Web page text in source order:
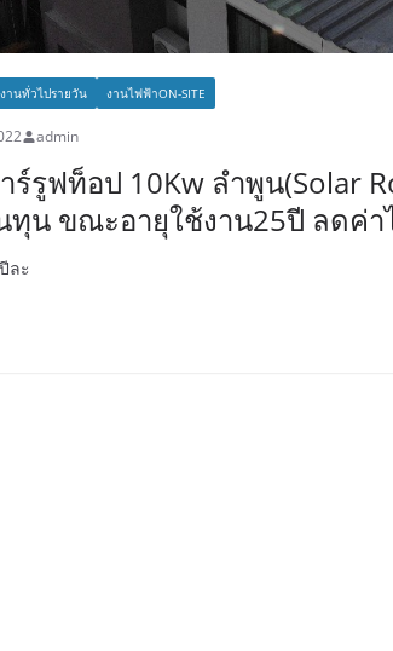
งานทั่วไปรายวัน งานไฟฟ้าON-SITE
admin
รูฟท็อป 10Kw ลำพูน(Solar
ทุน ขณะอายุใช้งาน25ปี ลดค่า
ละ